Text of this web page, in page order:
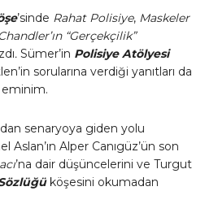
’sinde Rahat Polisiye, Maskeler
“Gerçekçilik”
. Sümer’in Polisiye Atölyesi
sorularına verdiği yanıtları da
eminim.
senaryoya giden yolu
Aslan’ın Alper Canıgüz’ün son
’na dair düşüncelerini ve Turgut
köşesini okumadan